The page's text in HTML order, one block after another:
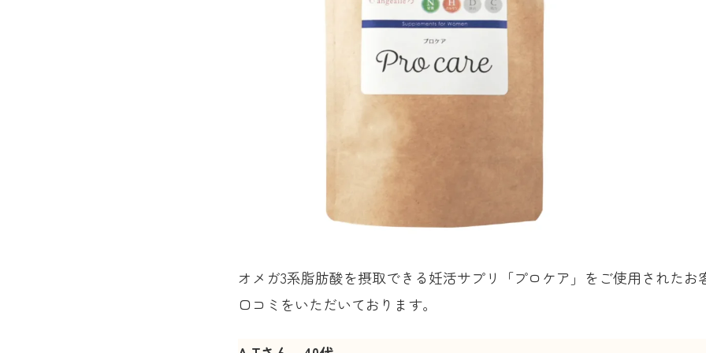
オメガ3系脂肪酸を摂取できる妊活サプリ「プロケア」をご使用されたお
口コミをいただいております。